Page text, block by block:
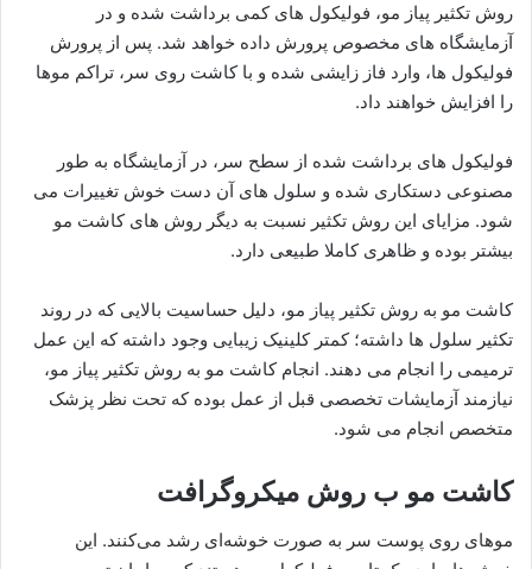
روش تکثیر پیاز مو، فولیکول های کمی برداشت شده و در
آزمایشگاه های مخصوص پرورش داده خواهد شد. پس از پرورش
فولیکول ها، وارد فاز زایشی شده و با کاشت روی سر، تراکم موها
را افزایش خواهند داد.
فولیکول های برداشت شده از سطح سر، در آزمایشگاه به طور
مصنوعی دستکاری شده و سلول های آن دست خوش تغییرات می
شود. مزایای این روش تکثیر نسبت به دیگر روش های کاشت مو
بیشتر بوده و ظاهری کاملا طبیعی دارد.
کاشت مو به روش تکثیر پیاز مو، دلیل حساسیت بالایی که در روند
تکثیر سلول ها داشته؛ کمتر کلینیک زیبایی وجود داشته که این عمل
ترمیمی را انجام می دهند. انجام کاشت مو به روش تکثیر پیاز مو،
نیازمند آزمایشات تخصصی قبل از عمل بوده که تحت نظر پزشک
متخصص انجام می شود.
کاشت مو ب روش میکروگرافت
موهای روی پوست سر به صورت خوشه‌ای رشد می‌کنند. این